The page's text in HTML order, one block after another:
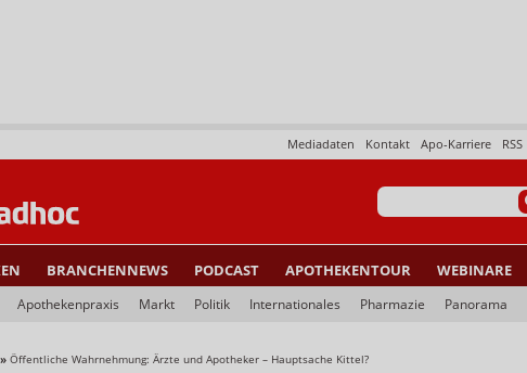
RSS
Apo-Karriere
Kontakt
Mediadaten
BRANCHENNEWS PODCAST APOTHEKENTOUR WEBINARE
Apothekenpraxis Markt Politik Internationales Pharmazie Panorama
» Öffentliche Wahrnehmung: Ärzte und Apotheker – Hauptsache Kittel?